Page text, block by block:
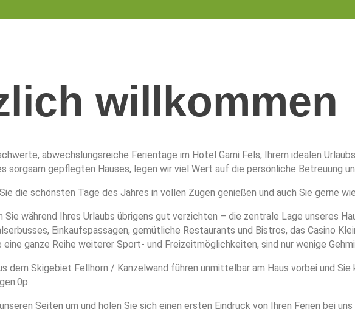
willkommen
abwechslungsreiche Ferientage im Hotel Garni Fels, Ihrem idealen
sorgsam gepflegten Hauses, legen wir viel Wert auf die persönliche Betreuung
die schönsten Tage des Jahres in vollen Zügen genießen und auch Sie gerne
Sie während Ihres Urlaubs übrigens gut verzichten – die zentrale Lage unseres
Einkaufspassagen, gemütliche Restaurants und Bistros, das Casino
eine ganze Reihe weiterer Sport- und Freizeitmöglichkeiten, sind nur wenige
dem Skigebiet Fellhorn / Kanzelwand führen unmittelbar am Haus vorbei und
Seiten um und holen Sie sich einen ersten Eindruck von Ihren Ferien bei uns